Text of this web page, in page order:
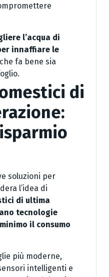
l’acqua di
innaffiare le
fa bene sia
di
soluzioni per
l’idea di
di ultima
tecnologie
il consumo
più moderne,
intelligenti e